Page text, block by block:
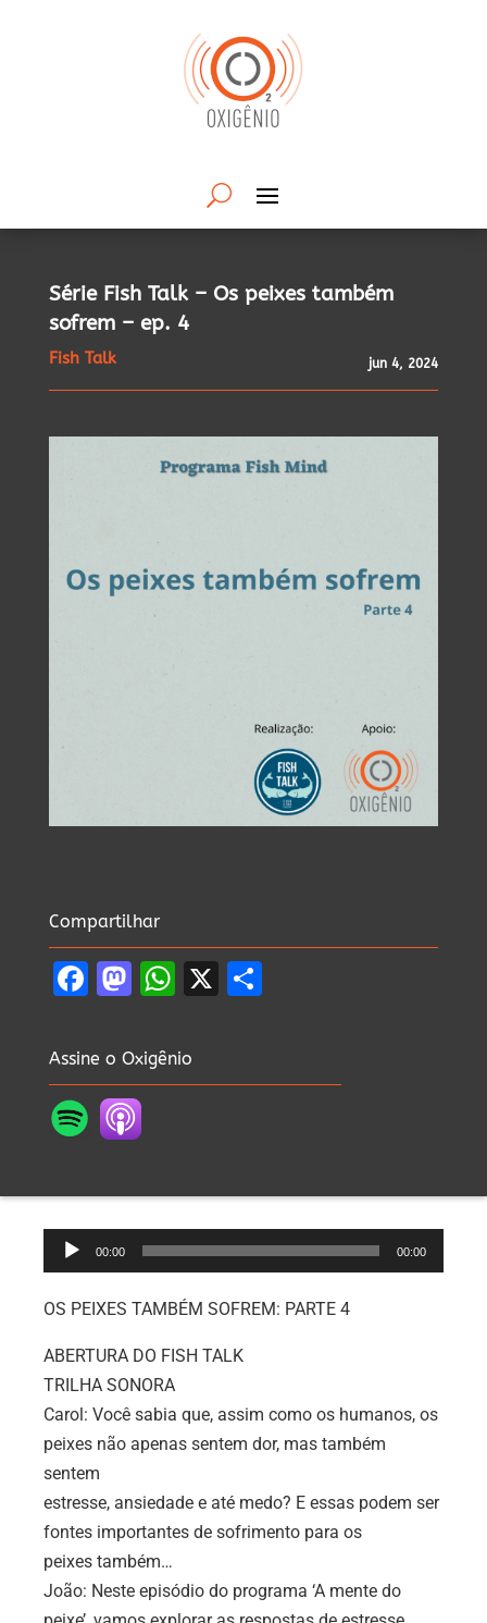
Série Fish Talk – Os peixes também
sofrem – ep. 4
Fish Talk jun 4, 2024
Compartilhar
Facebook
Mastodon
WhatsApp
X
Assine o Oxigênio
Tocador
de
áudio
00:00 00:00
OS PEIXES TAMBÉM SOFREM: PARTE 4
ABERTURA DO FISH TALK
TRILHA SONORA
Carol: Você sabia que, assim como os humanos, os
peixes não apenas sentem dor, mas também
sentem
estresse, ansiedade e até medo? E essas podem ser
fontes importantes de sofrimento para os
peixes também…
João: Neste episódio do programa ‘A mente do